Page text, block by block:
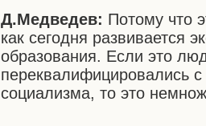
Д.Медведев: Потому что
как сегодня развивается
образования. Если это
переквалифицировались
социализма, то это